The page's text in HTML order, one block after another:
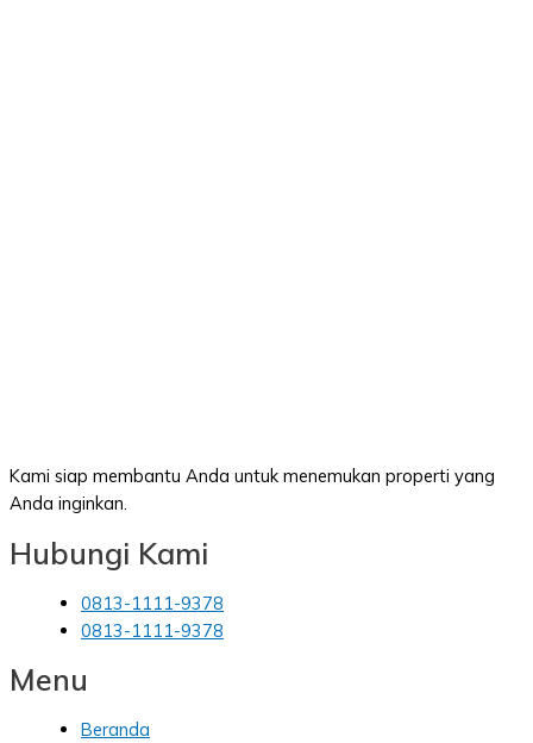
Kami siap membantu Anda untuk menemukan properti yang
Anda inginkan.
Hubungi Kami
0813-1111-9378
0813-1111-9378
Menu
Beranda